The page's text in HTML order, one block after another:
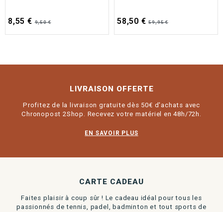
8,55 € 9,50 € 58,50 € 59,95 €
LIVRAISON OFFERTE
Profitez de la livraison gratuite dès 50€ d'achats avec
Chronopost 2Shop. Recevez votre matériel en 48h/72h.
EN SAVOIR PLUS
CARTE CADEAU
Faites plaisir à coup sûr ! Le cadeau idéal pour tous les
passionnés de tennis, padel, badminton et tout sports de